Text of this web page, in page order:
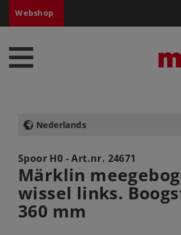
Webshop
Nederlands
Spoor H0 - Art.nr. 24671
Märklin
wissel links.
360 mm